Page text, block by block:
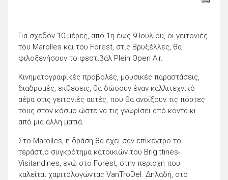
Για σχεδόν 10 μέρες, από 1η έως 9 Ιουλίου, οι γειτονιές
του Marolles και του Forest, στις Βρυξέλλες, θα
φιλοξενήσουν το φεστιβάλ Plein Open Air.
Κινηματογραφικές προβολές, μουσικές παραστάσεις,
διαδρομές, εκθέσεις, θα δώσουν έναν καλλιτεχνικό
αέρα στις γειτονιές αυτές, που θα ανοίξουν τις πόρτες
τους στον κόσμο ώστε να τις γνωρίσει από κοντά κι
από μια άλλη ματιά.
Στο Marolles, η δράση θα έχει σαν επίκεντρο το
τεράστιο συγκρότημα κατοικιών του Brigittines-
Visitandines, ενώ στο Forest, στην περιοχή που
καλείται χαριτολογώντας VanTroDel. Δηλαδή, στο